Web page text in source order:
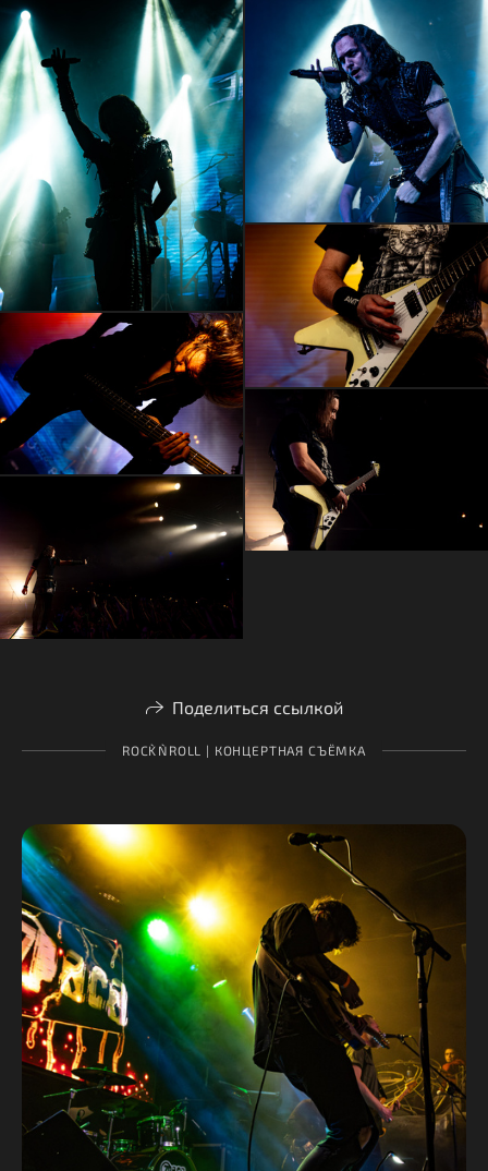
Поделиться ссылкой
ROCK`N`ROLL | КОНЦЕРТНАЯ СЪЁМКА